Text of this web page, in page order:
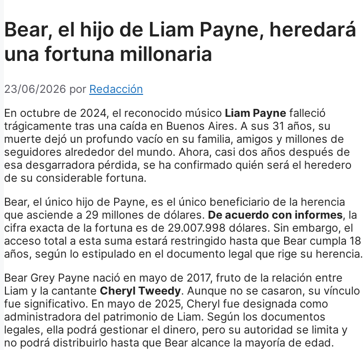
Bear, el hijo de Liam Payne, heredará
una fortuna millonaria
23/06/2026 por Redacción
En octubre de 2024, el reconocido músico Liam Payne falleció
trágicamente tras una caída en Buenos Aires. A sus 31 años, su
muerte dejó un profundo vacío en su familia, amigos y millones de
seguidores alrededor del mundo. Ahora, casi dos años después de
esa desgarradora pérdida, se ha confirmado quién será el heredero
de su considerable fortuna.
Bear, el único hijo de Payne, es el único beneficiario de la herencia
que asciende a 29 millones de dólares. De acuerdo con informes, la
cifra exacta de la fortuna es de 29.007.998 dólares. Sin embargo, el
acceso total a esta suma estará restringido hasta que Bear cumpla 18
años, según lo estipulado en el documento legal que rige su herencia.
Bear Grey Payne nació en mayo de 2017, fruto de la relación entre
Liam y la cantante Cheryl Tweedy. Aunque no se casaron, su vínculo
fue significativo. En mayo de 2025, Cheryl fue designada como
administradora del patrimonio de Liam. Según los documentos
legales, ella podrá gestionar el dinero, pero su autoridad se limita y
no podrá distribuirlo hasta que Bear alcance la mayoría de edad.